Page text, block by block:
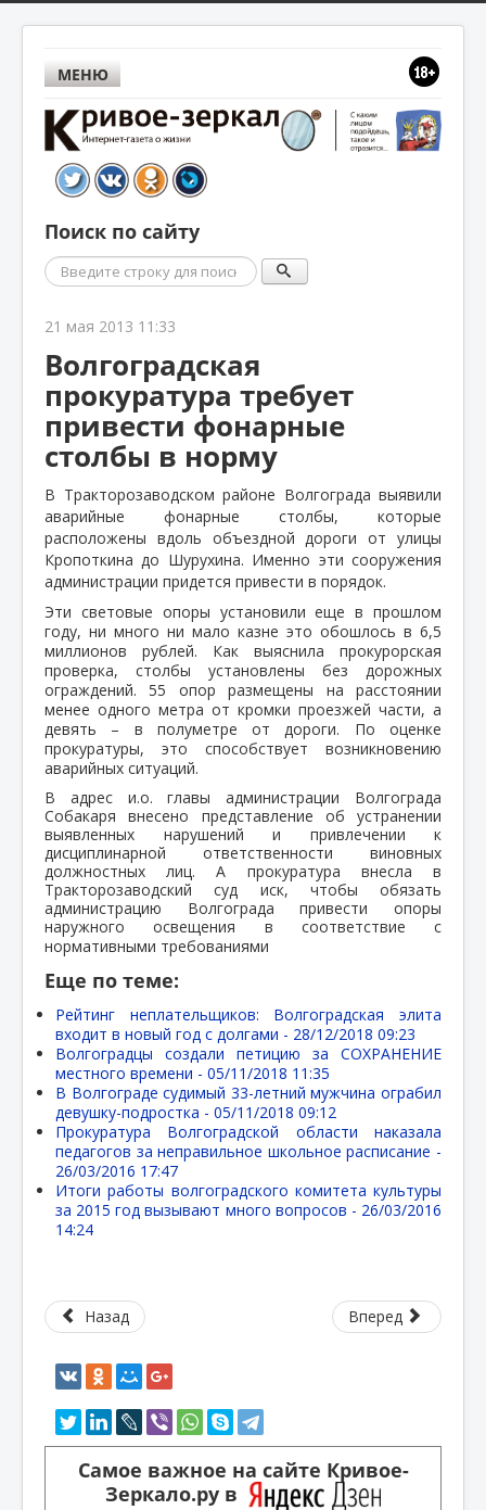
МЕНЮ
Поиск по сайту
Поиск
21 мая 2013 11:33
Волгоградская
прокуратура требует
привести фонарные
столбы в норму
В Тракторозаводском районе Волгограда выявили
аварийные фонарные столбы, которые
расположены вдоль объездной дороги от улицы
Кропоткина до Шурухина. Именно эти сооружения
администрации придется привести в порядок.
Эти световые опоры установили еще в прошлом
году, ни много ни мало казне это обошлось в 6,5
миллионов рублей. Как выяснила прокурорская
проверка, столбы установлены без дорожных
ограждений. 55 опор размещены на расстоянии
менее одного метра от кромки проезжей части, а
девять – в полуметре от дороги. По оценке
прокуратуры, это способствует возникновению
аварийных ситуаций.
В адрес и.о. главы администрации Волгограда
Собакаря внесено представление об устранении
выявленных нарушений и привлечении к
дисциплинарной ответственности виновных
должностных лиц. А прокуратура внесла в
Тракторозаводский суд иск, чтобы обязать
администрацию Волгограда привести опоры
наружного освещения в соответствие с
нормативными требованиями
Еще по теме:
Рейтинг неплательщиков: Волгоградская элита
входит в новый год с долгами - 28/12/2018 09:23
Волгоградцы создали петицию за СОХРАНЕНИЕ
местного времени - 05/11/2018 11:35
В Волгограде судимый 33-летний мужчина ограбил
девушку-подростка - 05/11/2018 09:12
Прокуратура Волгоградской области наказала
педагогов за неправильное школьное расписание -
26/03/2016 17:47
Итоги работы волгоградского комитета культуры
за 2015 год вызывают много вопросов - 26/03/2016
14:24
Назад Вперед
Самое важное на сайте Кривое-
Зеркало.ру в